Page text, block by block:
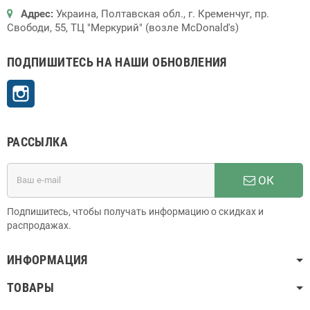
Адрес: Украина, Полтавская обл., г. Кременчуг, пр.
Свободи, 55, ТЦ "Меркурий" (возле McDonald's)
ПОДПИШИТЕСЬ НА НАШИ ОБНОВЛЕНИЯ
РАССЫЛКА
ОК
Подпишитесь, чтобы получать информацию о скидках и
распродажах.
ИНФОРМАЦИЯ
ТОВАРЫ